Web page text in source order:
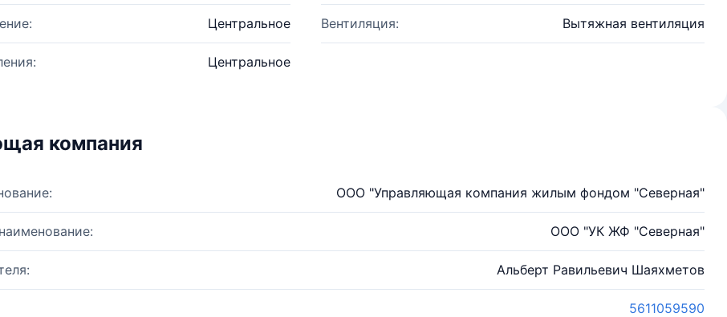
Центральное Вентиляция: Вытяжная вентиляция
Центральное
компания
ООО "Управляющая компания жилым фондом "Северная"
ООО "УК ЖФ "Северная"
Альберт Равильевич Шаяхметов
5611059590